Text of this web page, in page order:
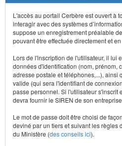
L'accès au portail Cerbère est ouvert à
interagir avec des systèmes
suppose un enregistrement préalable
pouvant être effectuée directement et
Lors de l'inscription de l'utilisateur, il lui
données d'identification (nom, prénom,
adresse postale et téléphones,...), ainsi
valide (qui sera l'identifiant de
passe personnel. Si l'utilisateur s'inscrit
devra fournir le SIREN de son
Le mot de passe doit être choisi de
deviné par un tiers et suivant les règles
du Ministère (des conseils ici).